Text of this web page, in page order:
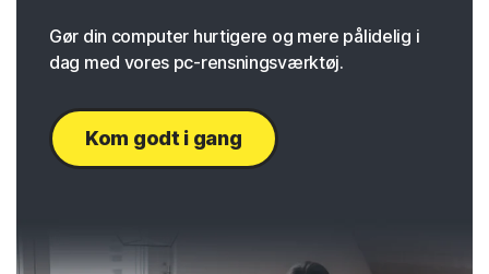
Gør din computer hurtigere og mere pålidelig i
dag med vores pc-rensningsværktøj.
Kom godt i gang